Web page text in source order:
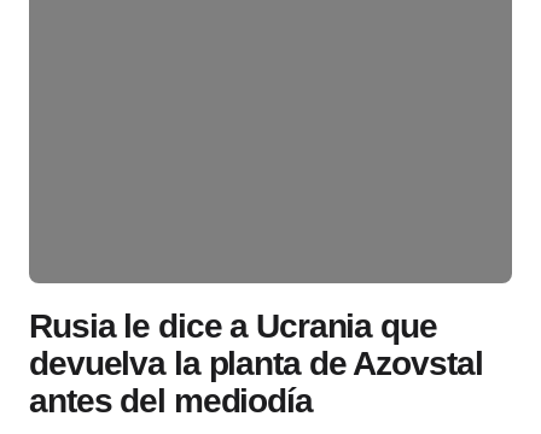
Rusia le dice a Ucrania que
devuelva la planta de Azovstal
antes del mediodía